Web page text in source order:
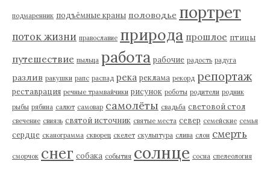
подмаренник подъёмные краны половодье портрет
поток жизни православие природа прошлое птицы
путешествие пыльца работа рабочие радость радуга
разлив ракушки рапс распад река реклама рекорд репортаж
реставрация речные трамвайчики рисунок роботы родители родник
рыбы рябина салют самовар самолёты свадьба световой стол
свечение свиязь святой источник святые места север семейские семья
сердце сканограмма скворец скелет скульптура слива слон смерть
сморчок снег собака события солнце сосна спелеология